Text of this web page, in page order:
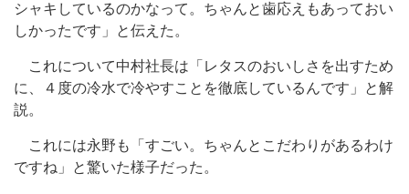
シャキしているのかなって。ちゃんと歯応えもあっておい
しかったです」と伝えた。
これについて中村社長は「レタスのおいしさを出すため
に、４度の冷水で冷やすことを徹底しているんです」と解
説。
これには永野も「すごい。ちゃんとこだわりがあるわけ
ですね」と驚いた様子だった。